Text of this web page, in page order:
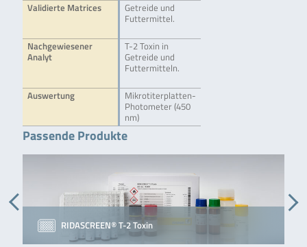
Validierte Matrices
Getreide und
Futtermittel.
Nachgewiesener
Analyt
T-2 Toxin in
Getreide und
Futtermitteln.
Auswertung
Mikrotiterplatten-
Photometer (450
nm)
Passende Produkte
RIDASCREEN® T-2 Toxin